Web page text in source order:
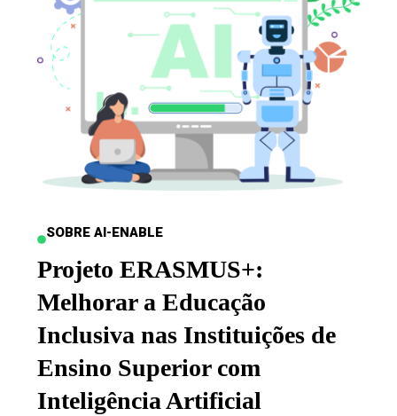
SOBRE AI-ENABLE
Projeto ERASMUS+:
Melhorar a Educação
Inclusiva nas Instituições de
Ensino Superior com
Inteligência Artificial